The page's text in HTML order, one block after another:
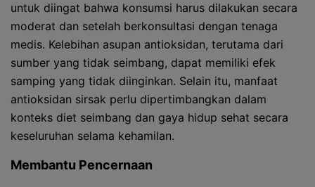
untuk diingat bahwa konsumsi harus dilakukan secara
moderat dan setelah berkonsultasi dengan tenaga
medis. Kelebihan asupan antioksidan, terutama dari
sumber yang tidak seimbang, dapat memiliki efek
samping yang tidak diinginkan. Selain itu, manfaat
antioksidan sirsak perlu dipertimbangkan dalam
konteks diet seimbang dan gaya hidup sehat secara
keseluruhan selama kehamilan.
Membantu Pencernaan